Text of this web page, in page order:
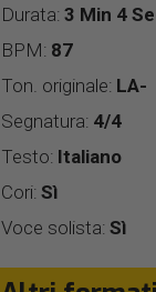
Durata: 3 Min 4
BPM: 87
Ton. originale: LA-
Segnatura: 4/4
Testo: Italiano
Cori: Sì
Voce solista: Sì